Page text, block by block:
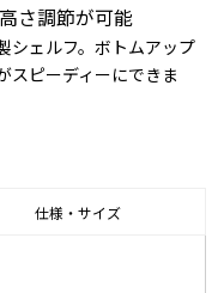
さ調節が可能
シェルフ。ボトムアップ
スピーディーにできま
仕様・サイズ